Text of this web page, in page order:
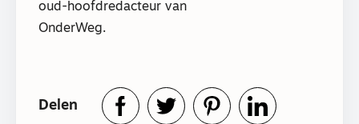
oud-hoofdredacteur van
OnderWeg.
Delen